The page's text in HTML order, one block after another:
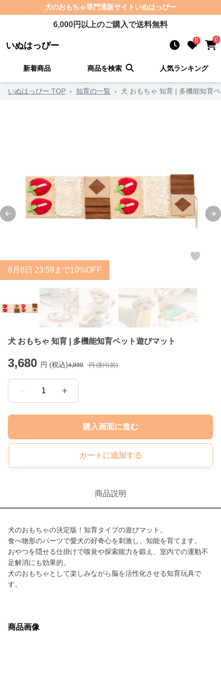
犬のおもちゃ専門通販サイト いぬはっぴー
6,000円以上のご購入で送料無料
いぬはっぴー 0 0
新着商品 商品を検索 人気ランキング
いぬはっぴー TOP › 知育の一覧 › 犬 おもちゃ 知育 | 多機能知育
Previous slide
8 月 6 日 23:59まで10%OFF
犬 おもちゃ 知育 | 多機能知育ペット遊びマット
3,680 円 (税込)4,090 円 (割引前)
1
購入画面に進む
カートに追加する
商品説明
犬のおもちゃの決定版！知育タイプの遊びマット。
食べ物形のパーツで愛犬の好奇心を刺激し、知能を育てます。
おやつを隠せる仕掛けで嗅覚や探索能力を鍛え、室内での運動不
足解消にも効果的。
犬のおもちゃとして楽しみながら脳を活性化させる知育玩具で
す。
商品画像